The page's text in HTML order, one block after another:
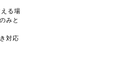
る場
みと
対応